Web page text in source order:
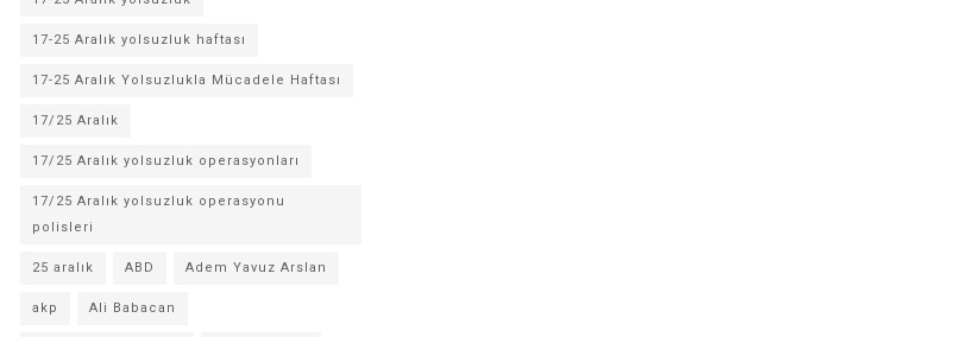
17-25 Aralık yolsuzluk haftası
17-25 Aralık Yolsuzlukla Mücadele Haftası
17/25 Aralık
17/25 Aralık yolsuzluk operasyonları
17/25 Aralık yolsuzluk operasyonu
polisleri
25 aralık ABD Adem Yavuz Arslan
akp Ali Babacan